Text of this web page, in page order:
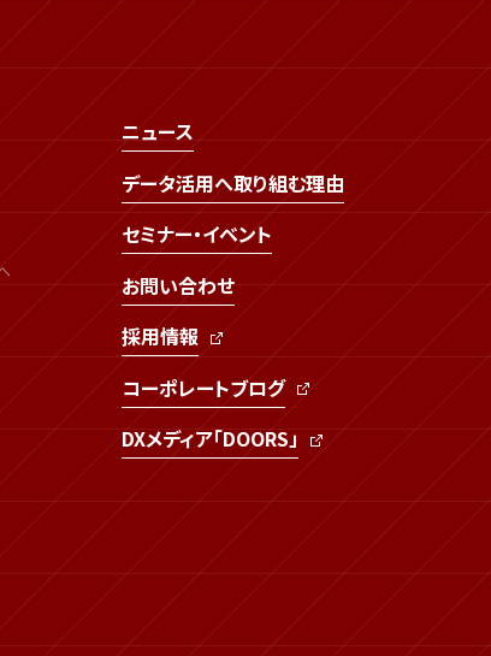
ニュース
データ活用へ取り組む理由
セミナー・イベント
お問い合わせ
採用情報
コーポレートブログ
DXメディア「DOORS」